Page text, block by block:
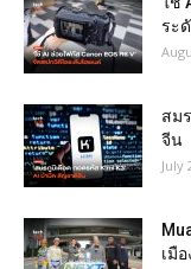
ระ
สม
จีน
July
เมื